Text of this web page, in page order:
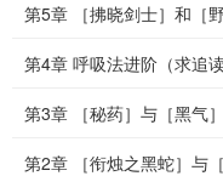
第5章 ［拂晓剑士］和［
第4章 呼吸法进阶（求追读
第3章 ［秘药］与［黑气
第2章 ［衔烛之黑蛇］与